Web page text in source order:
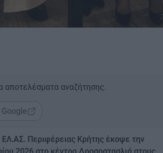
αποτελέσματα αναζήτησης.
Περιφέρειας Κρήτης έκοψε την